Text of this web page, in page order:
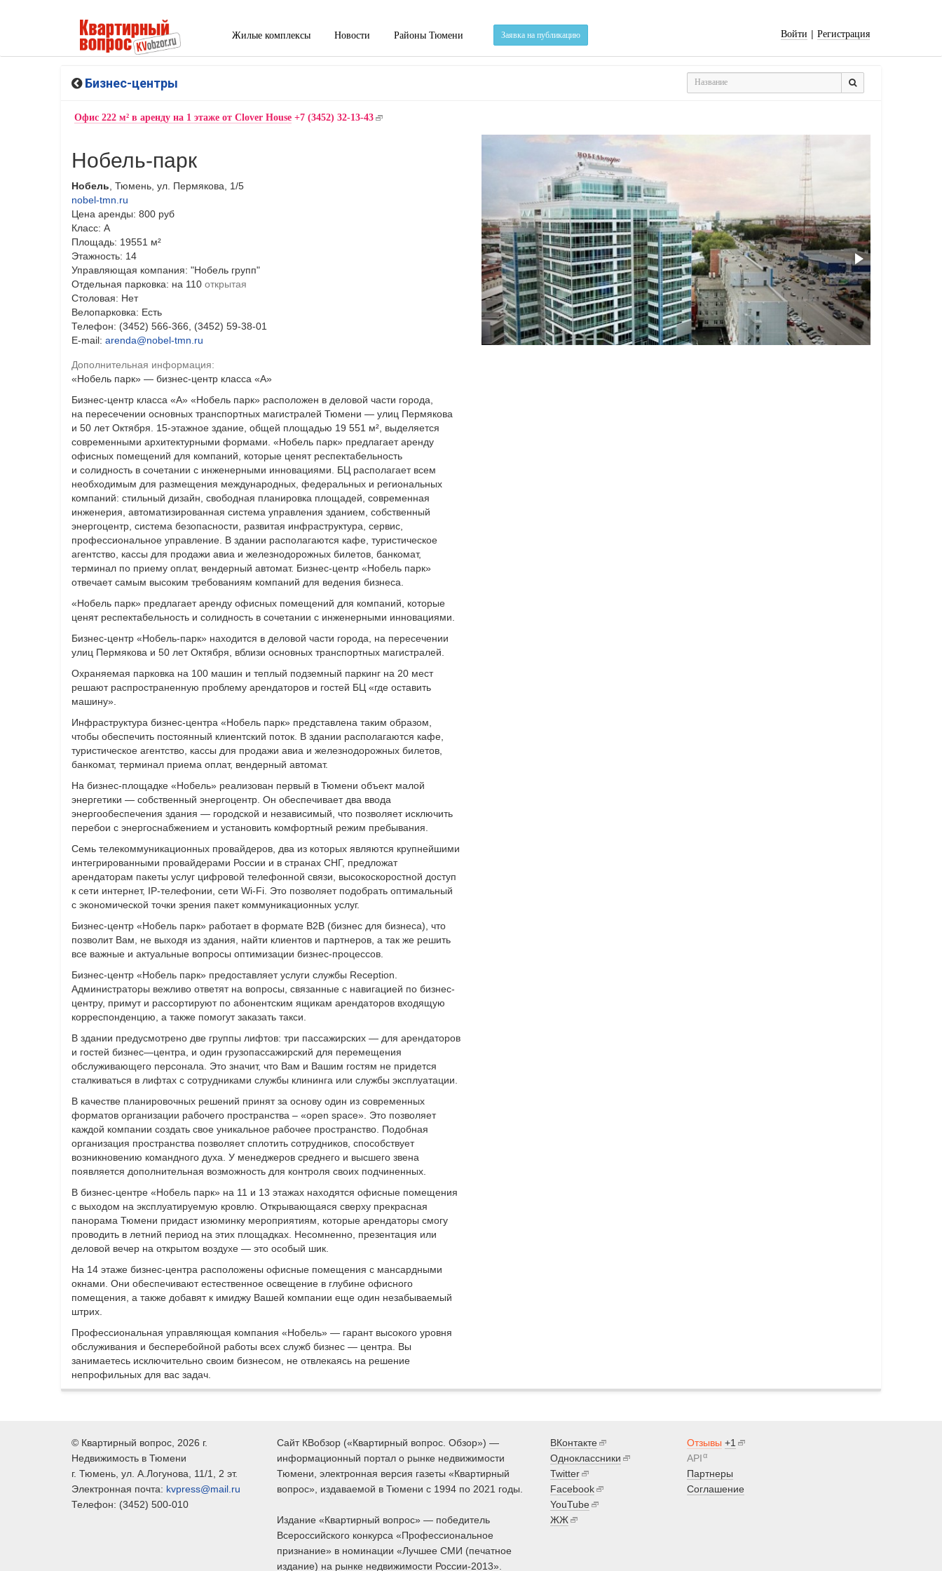
Жилые комплексы Новости Районы Тюмени Заявка на публикацию Войти | Регистрация
Бизнес-центры
Офис 222 м² в аренду на 1 этаже от Clover House +7 (3452) 32-13-43
Нобель-парк
Нобель , Тюмень, ул. Пермякова, 1/5
nobel-tmn.ru
Цена аренды: 800 руб
Класс: A
Площадь: 19551 м²
Этажность: 14
Управляющая компания: "Нобель групп"
Отдельная парковка: на 110 открытая
Столовая: Нет
Велопарковка: Есть
Телефон: (3452) 566-366, (3452) 59-38-01
E-mail: arenda@nobel-tmn.ru
Дополнительная информация:
«Нобель парк» — бизнес-центр класса «А»
Бизнес-центр класса «А» «Нобель парк» расположен в деловой части города,
на пересечении основных транспортных магистралей Тюмени — улиц Пермякова
и 50 лет Октября. 15-этажное здание, общей площадью 19 551 м², выделяется
современными архитектурными формами. «Нобель парк» предлагает аренду
офисных помещений для компаний, которые ценят респектабельность
и солидность в сочетании с инженерными инновациями. БЦ располагает всем
необходимым для размещения международных, федеральных и региональных
компаний: стильный дизайн, свободная планировка площадей, современная
инженерия, автоматизированная система управления зданием, собственный
энергоцентр, система безопасности, развитая инфраструктура, сервис,
профессиональное управление. В здании располагаются кафе, туристическое
агентство, кассы для продажи авиа и железнодорожных билетов, банкомат,
терминал по приему оплат, вендерный автомат. Бизнес-центр «Нобель парк»
отвечает самым высоким требованиям компаний для ведения бизнеса.
«Нобель парк» предлагает аренду офисных помещений для компаний, которые
ценят респектабельность и солидность в сочетании с инженерными инновациями.
Бизнес-центр «Нобель-парк» находится в деловой части города, на пересечении
улиц Пермякова и 50 лет Октября, вблизи основных транспортных магистралей.
Охраняемая парковка на 100 машин и теплый подземный паркинг на 20 мест
решают распространенную проблему арендаторов и гостей БЦ «где оставить
машину».
Инфраструктура бизнес-центра «Нобель парк» представлена таким образом,
чтобы обеспечить постоянный клиентский поток. В здании располагаются кафе,
туристическое агентство, кассы для продажи авиа и железнодорожных билетов,
банкомат, терминал приема оплат, вендерный автомат.
На бизнес-площадке «Нобель» реализован первый в Тюмени объект малой
энергетики — собственный энергоцентр. Он обеспечивает два ввода
энергообеспечения здания — городской и независимый, что позволяет исключить
перебои с энергоснабжением и установить комфортный режим пребывания.
Семь телекоммуникационных провайдеров, два из которых являются крупнейшими
интегрированными провайдерами России и в странах СНГ, предложат
арендаторам пакеты услуг цифровой телефонной связи, высокоскоростной доступ
к сети интернет, IP-телефонии, сети Wi-Fi. Это позволяет подобрать оптимальный
с экономической точки зрения пакет коммуникационных услуг.
Бизнес-центр «Нобель парк» работает в формате B2B (бизнес для бизнеса), что
позволит Вам, не выходя из здания, найти клиентов и партнеров, а так же решить
все важные и актуальные вопросы оптимизации бизнес-процессов.
Бизнес-центр «Нобель парк» предоставляет услуги службы Reception.
Администраторы вежливо ответят на вопросы, связанные с навигацией по бизнес-
центру, примут и рассортируют по абонентским ящикам арендаторов входящую
корреспонденцию, а также помогут заказать такси.
В здании предусмотрено две группы лифтов: три пассажирских — для арендаторов
и гостей бизнес—центра, и один грузопассажирский для перемещения
обслуживающего персонала. Это значит, что Вам и Вашим гостям не придется
сталкиваться в лифтах с сотрудниками службы клининга или службы эксплуатации.
В качестве планировочных решений принят за основу один из современных
форматов организации рабочего пространства – «open space». Это позволяет
каждой компании создать свое уникальное рабочее пространство. Подобная
организация пространства позволяет сплотить сотрудников, способствует
возникновению командного духа. У менеджеров среднего и высшего звена
появляется дополнительная возможность для контроля своих подчиненных.
В бизнес-центре «Нобель парк» на 11 и 13 этажах находятся офисные помещения
с выходом на эксплуатируемую кровлю. Открывающаяся сверху прекрасная
панорама Тюмени придаст изюминку мероприятиям, которые арендаторы смогу
проводить в летний период на этих площадках. Несомненно, презентация или
деловой вечер на открытом воздухе — это особый шик.
На 14 этаже бизнес-центра расположены офисные помещения с мансардными
окнами. Они обеспечивают естественное освещение в глубине офисного
помещения, а также добавят к имиджу Вашей компании еще один незабываемый
штрих.
Профессиональная управляющая компания «Нобель» — гарант высокого уровня
обслуживания и бесперебойной работы всех служб бизнес — центра. Вы
занимаетесь исключительно своим бизнесом, не отвлекаясь на решение
непрофильных для вас задач.
© Квартирный вопрос , 2026 г.
Недвижимость в Тюмени
г. Тюмень , ул. А.Логунова, 11/1, 2 эт.
Электронная почта: kvpress@mail.ru
Телефон: (3452) 500-010
Сайт КВобзор («Квартирный вопрос. Обзор») —
информационный портал о рынке недвижимости
Тюмени, электронная версия газеты «Квартирный
вопрос», издаваемой в Тюмени с 1994 по 2021 годы.
Издание «Квартирный вопрос» — победитель
Всероссийского конкурса «Профессиональное
признание» в номинации «Лучшее СМИ (печатное
издание) на рынке недвижимости России-2013».
ВКонтакте
Одноклассники
Twitter
Facebook
YouTube
ЖЖ
Отзывы +1
APIα
Партнеры
Соглашение